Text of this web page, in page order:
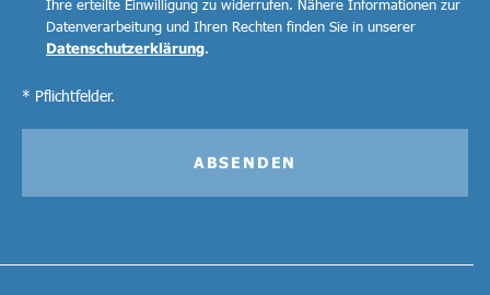
Ihre erteilte Einwilligung zu widerrufen. Nähere Informationen zur
Datenverarbeitung und Ihren Rechten finden Sie in unserer
Datenschutzerklärung.
* Pflichtfelder.
ABSENDEN